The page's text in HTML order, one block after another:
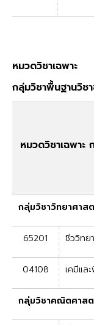
หมวดวิชาเฉพาะ
กลุ่มวิชาพื้นฐานวิ
หมวดวิชาเฉพาะ
กลุ่มวิชาวิทยาศาส
65201 ชีววิทย
04108 เคมีแล
กลุ่มวิชาคณิตศาส